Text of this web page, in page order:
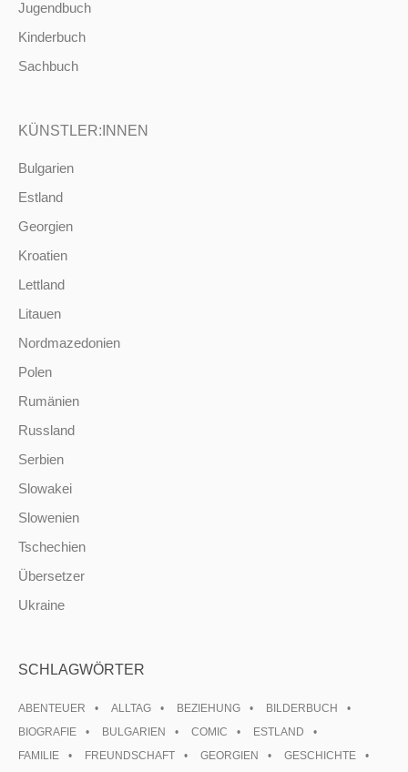
Jugendbuch
Kinderbuch
Sachbuch
KÜNSTLER:INNEN
Bulgarien
Estland
Georgien
Kroatien
Lettland
Litauen
Nordmazedonien
Polen
Rumänien
Russland
Serbien
Slowakei
Slowenien
Tschechien
Übersetzer
Ukraine
SCHLAGWÖRTER
ABENTEUER ALLTAG BEZIEHUNG
BILDERBUCH
BIOGRAFIE
BULGARIEN COMIC
ESTLAND
FAMILIE
FREUNDSCHAFT GEORGIEN
GESCHICHTE